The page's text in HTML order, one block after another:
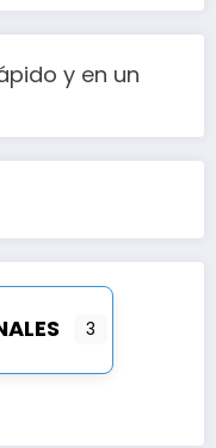
y en un
3